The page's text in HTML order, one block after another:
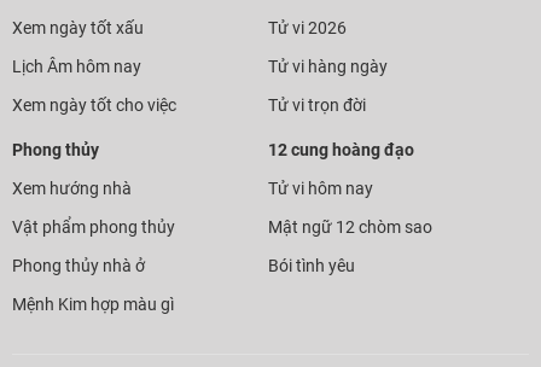
Xem ngày tốt xấu
Lịch Âm hôm nay
Xem ngày tốt cho việc
Tử vi 2026
Tử vi hàng ngày
Tử vi trọn đời
Phong thủy
Xem hướng nhà
Vật phẩm phong thủy
Phong thủy nhà ở
Mệnh Kim hợp màu gì
12 cung hoàng đạo
Tử vi hôm nay
Mật ngữ 12 chòm sao
Bói tình yêu